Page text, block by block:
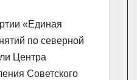
«Единая
по северной
Центра
Советского